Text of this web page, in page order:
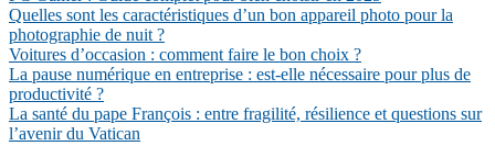
Quelles sont les caractéristiques d’un bon appareil photo pour la
photographie de nuit ?
Voitures d’occasion : comment faire le bon choix ?
La pause numérique en entreprise : est-elle nécessaire pour plus de
productivité ?
La santé du pape François : entre fragilité, résilience et questions sur
l’avenir du Vatican